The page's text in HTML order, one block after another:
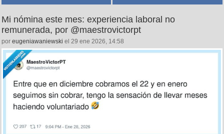
Mi nómina este mes: experiencia laboral no
remunerada, por @maestrovictorpt
por eugeniawaniewski el 29 ene 2026, 14:58